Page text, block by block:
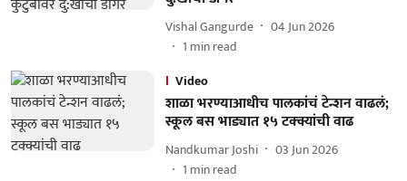
Vishal Gangurde
04 Jun 2026
1 min read
Video
शाळा भरण्याआधीच पालकांचं टेन्शन वाढलं;
स्कूल बस भाड्यात १५ टक्क्यांची वाढ
Nandkumar Joshi
03 Jun 2026
1 min read